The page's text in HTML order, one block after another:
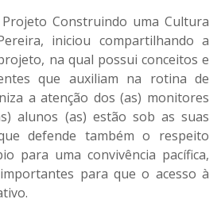
Construindo uma Cultura
iniciou compartilhando a
na qual possui conceitos e
que auxiliam na rotina de
a atenção dos (as) monitores
alunos (as) estão sob as suas
defende também o respeito
para uma convivência pacífica,
para que o acesso à